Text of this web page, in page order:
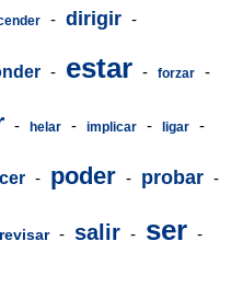
- dirigir -
- estar - forzar -
- helar - implicar - ligar -
- poder - probar -
revisar - salir - ser -